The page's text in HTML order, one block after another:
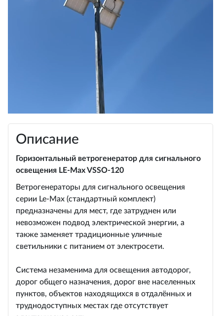
Описание
Горизонтальный ветрогенератор для сигнального
освещения LE-Max VSSO-120
Ветрогенераторы для сигнального освещения
серии Le-Max (стандартный комплект)
предназначены для мест, где затруднен или
невозможен подвод электрической энергии, а
также заменяет традиционные уличные
светильники с питанием от электросети.
Система незаменима для освещения автодорог,
дорог общего назначения, дорог вне населенных
пунктов, объектов находящихся в отдалённых и
труднодоступных местах где отсутствует